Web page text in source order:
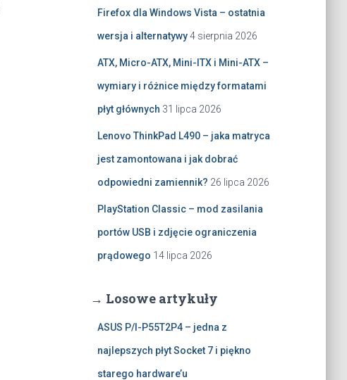
Firefox dla Windows Vista – ostatnia
wersja i alternatywy 4 sierpnia 2026
ATX, Micro-ATX, Mini-ITX i Mini-ATX –
wymiary i różnice między formatami
płyt głównych 31 lipca 2026
Lenovo ThinkPad L490 – jaka matryca
jest zamontowana i jak dobrać
odpowiedni zamiennik? 26 lipca 2026
PlayStation Classic – mod zasilania
portów USB i zdjęcie ograniczenia
prądowego 14 lipca 2026
→ Losowe artykuły
ASUS P/I-P55T2P4 – jedna z
najlepszych płyt Socket 7 i piękno
starego hardware’u